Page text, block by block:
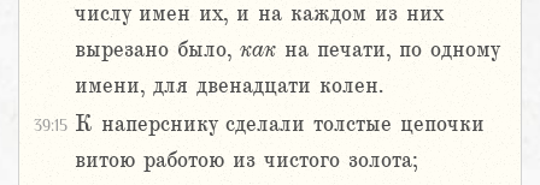
числу имен их, и на каждом из них
вырезано было, как на печати, по одному
имени, для двенадцати колен.
39:15 К наперснику сделали толстые цепочки
витою работою из чистого золота;